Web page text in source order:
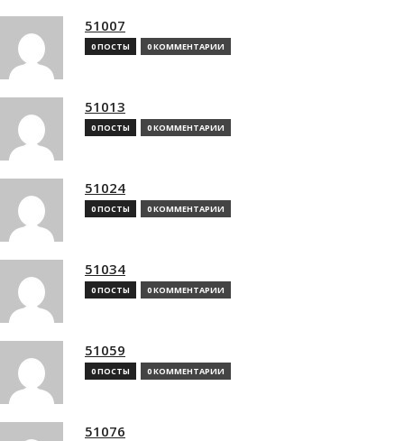
51007
0 ПОСТЫ 0 КОММЕНТАРИИ
51013
0 ПОСТЫ 0 КОММЕНТАРИИ
51024
0 ПОСТЫ 0 КОММЕНТАРИИ
51034
0 ПОСТЫ 0 КОММЕНТАРИИ
51059
0 ПОСТЫ 0 КОММЕНТАРИИ
51076